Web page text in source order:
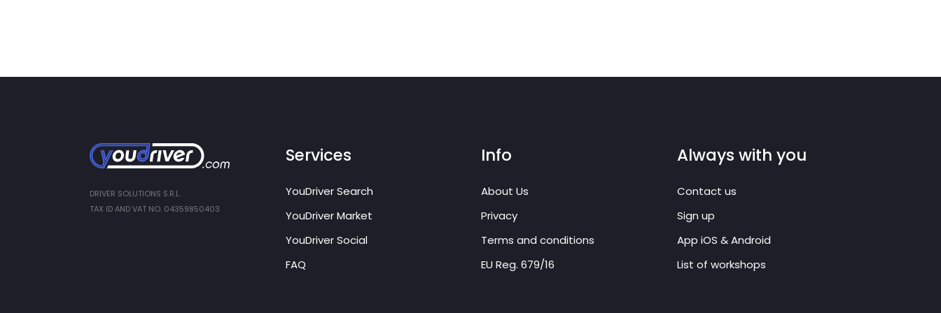
DRIVER SOLUTIONS S.R.L.
TAX ID AND VAT NO. 04359850403
Services
YouDriver Search
YouDriver Market
YouDriver Social
FAQ
Info
About Us
Privacy
Terms and conditions
EU Reg. 679/16
Always with you
Contact us
Sign up
App iOS & Android
List of workshops